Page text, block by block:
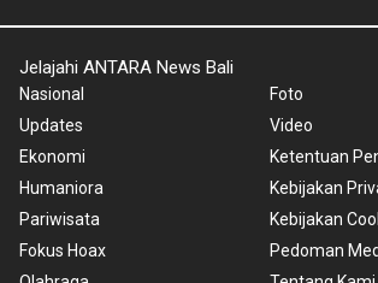
Jelajahi ANTARA News Bali
Nasional
Updates
Ekonomi
Humaniora
Pariwisata
Fokus Hoax
Foto
Video
Ketentuan
Kebijakan
Kebijakan
Pedoman